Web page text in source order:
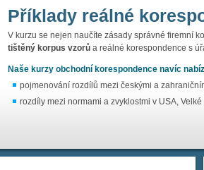
Příklady reálné
V kurzu se nejen naučíte zásady správné firemní
tištěný korpus vzorů a reálné korespondence s
Naše kurzy obchodní korespondence navíc
pojmenování rozdílů mezi českými a
rozdíly mezi normami a zvyklostmi v USA,